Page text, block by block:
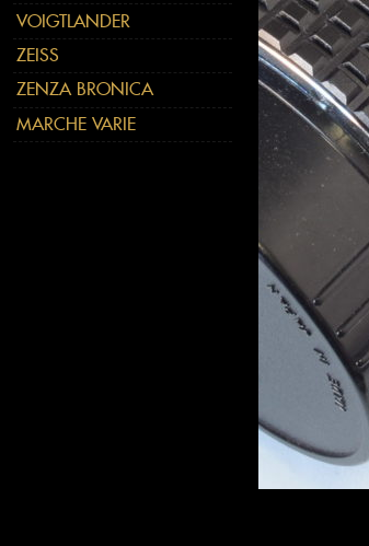
VOIGTLANDER
ZEISS
ZENZA BRONICA
MARCHE VARIE